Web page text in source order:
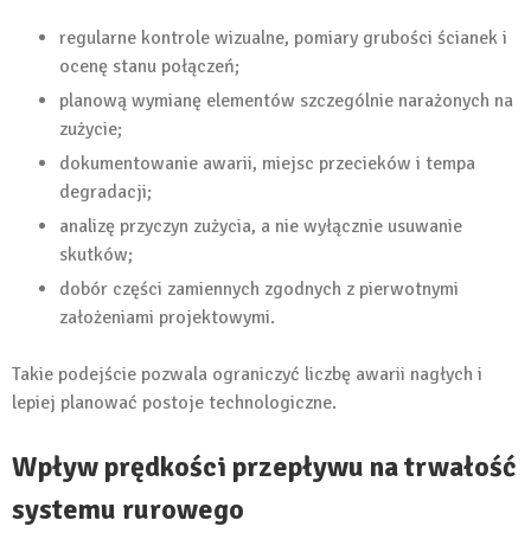
regularne kontrole wizualne, pomiary grubości ścianek i
ocenę stanu połączeń;
planową wymianę elementów szczególnie narażonych na
zużycie;
dokumentowanie awarii, miejsc przecieków i tempa
degradacji;
analizę przyczyn zużycia, a nie wyłącznie usuwanie
skutków;
dobór części zamiennych zgodnych z pierwotnymi
założeniami projektowymi.
Takie podejście pozwala ograniczyć liczbę awarii nagłych i
lepiej planować postoje technologiczne.
Wpływ prędkości przepływu na trwałość
systemu rurowego